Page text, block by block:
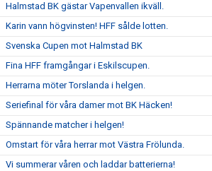
Halmstad BK gästar Vapenvallen ikväll.
Karin vann högvinsten! HFF sålde lotten.
Svenska Cupen mot Halmstad BK
Fina HFF framgångar i Eskilscupen.
Herrarna möter Torslanda i helgen.
Seriefinal för våra damer mot BK Häcken!
Spännande matcher i helgen!
Omstart för våra herrar mot Västra Frölunda.
Vi summerar våren och laddar batterierna!